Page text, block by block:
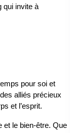
qui invite à
pour soi et
alliés précieux
et l’esprit.
et le bien-être. Que